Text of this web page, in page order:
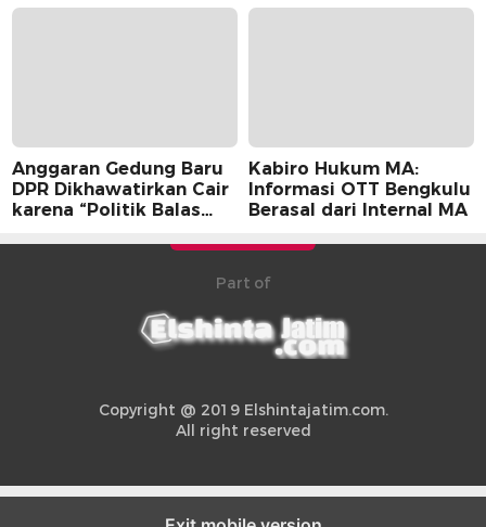
Anggaran Gedung Baru
DPR Dikhawatirkan Cair
karena “Politik Balas
Kabiro Hukum MA:
Informasi OTT Bengkulu
Berasal dari Internal MA
Part of
Copyright @ 2019 Elshintajatim.com.
All right reserved